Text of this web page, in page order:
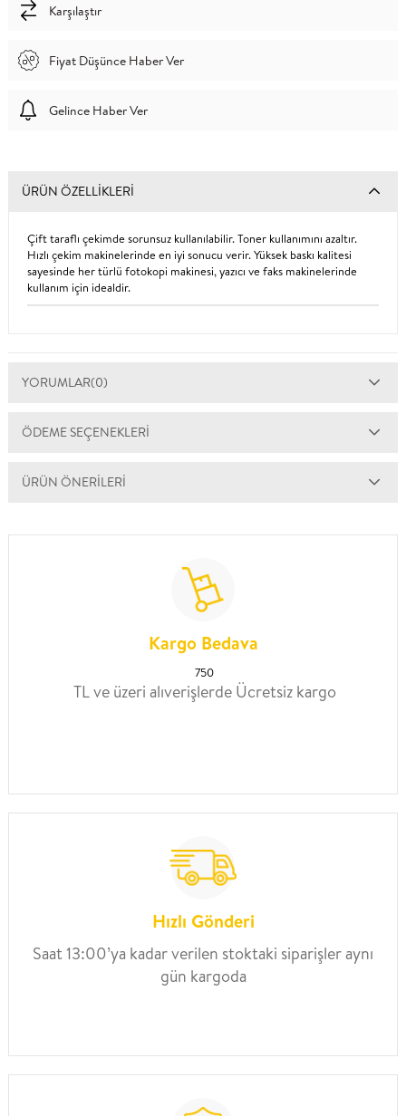
Karşılaştır
Fiyat Düşünce Haber Ver
Gelince Haber Ver
ÜRÜN ÖZELLIKLERI
Çift taraflı çekimde sorunsuz kullanılabilir. Toner kullanımını azaltır.
Hızlı çekim makinelerinde en iyi sonucu verir. Yüksek baskı kalitesi
sayesinde her türlü fotokopi makinesi, yazıcı ve faks makinelerinde
kullanım için idealdir.
YORUMLAR(0)
ÖDEME SEÇENEKLERI
ÜRÜN ÖNERILERI
Kargo Bedava
750
TL ve üzeri alıverişlerde Ücretsiz kargo
Hızlı Gönderi
Saat 13:00’ya kadar verilen stoktaki siparişler aynı
gün kargoda